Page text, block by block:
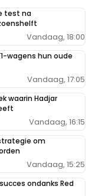
test na
Vandaag, 18:00
wagens hun oude
Vandaag, 17:05
waarin Hadjar
Vandaag, 16:15
om
Vandaag, 15:25
ondanks Red